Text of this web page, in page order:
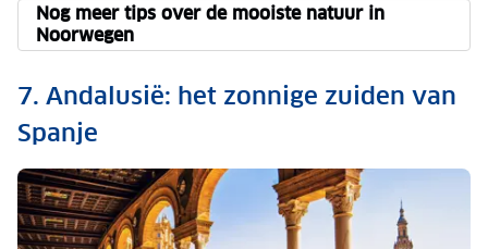
Nog meer tips over de mooiste natuur in
Noorwegen
7. Andalusië: het zonnige zuiden van
Spanje